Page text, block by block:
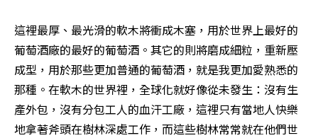
這裡最厚、最光滑的軟木將衝成木塞，用於世界上最好的
葡萄酒廠的最好的葡萄酒。其它的則將磨成細粒，重新壓
成型，用於那些更加普通的葡萄酒，就是我更加愛熟悉的
那種。在軟木的世界裡，全球化就好像從未發生：沒有生
產外包，沒有分包工人的血汗工廠，這裡只有當地人快樂
地拿著斧頭在樹林深處工作，而這些樹林常常就在他們世